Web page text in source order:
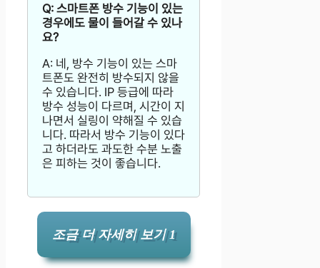
Q: 스마트폰 방수 기능이 있는
경우에도 물이 들어갈 수 있나
요?
A: 네, 방수 기능이 있는 스마
트폰도 완전히 방수되지 않을
수 있습니다. IP 등급에 따라
방수 성능이 다르며, 시간이 지
나면서 실링이 약해질 수 있습
니다. 따라서 방수 기능이 있다
고 하더라도 과도한 수분 노출
은 피하는 것이 좋습니다.
조금 더 자세히 보기 1